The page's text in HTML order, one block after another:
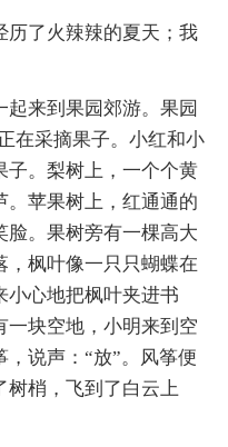
历了火辣辣的夏天；我
来到果园郊游。果园
在采摘果子。小红和小
子。梨树上，一个个黄
。苹果树上，红通通的
脸。果树旁有一棵高大
，枫叶像一只只蝴蝶在
小心地把枫叶夹进书
一块空地，小明来到空
说声：“放”。风筝便
树梢，飞到了白云上